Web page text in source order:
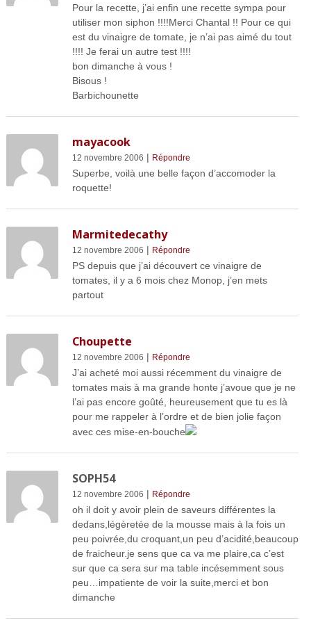
Pour la recette, j’ai enfin une recette sympa pour
utiliser mon siphon !!!!Merci Chantal !! Pour ce qui
est du vinaigre de tomate, je n’ai pas aimé du tout
!!!! Je ferai un autre test !!!!
bon dimanche à vous !
Bisous !
Barbichounette
mayacook
12 novembre 2006 | Répondre
Superbe, voilà une belle façon d’accomoder la
roquette!
Marmitedecathy
12 novembre 2006 | Répondre
PS depuis que j’ai découvert ce vinaigre de
tomates, il y a 6 mois chez Monop, j’en mets
partout
Choupette
12 novembre 2006 | Répondre
J’ai acheté moi aussi récemment du vinaigre de
tomates mais à ma grande honte j’avoue que je ne
l’ai pas encore goûté, heureusement que tu es là
pour me rappeler à l’ordre et de bien jolie façon
avec ces mise-en-bouche
SOPH54
12 novembre 2006 | Répondre
oh il doit y avoir plein de saveurs différentes la
dedans,légèretée de la mousse mais à la fois un
peu poivrée,du croquant,un peu d’acidité,beaucoup
de fraicheur.je sens que ca va me plaire,ca c’est
sur que ca sera sur ma table incésemment sous
peu…impatiente de voir la suite,merci et bon
dimanche